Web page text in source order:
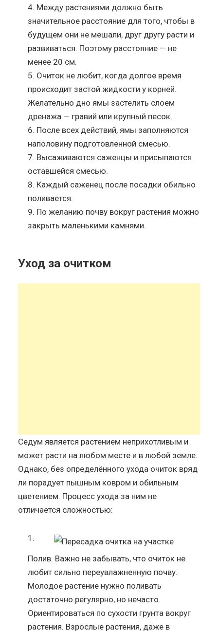
Между растениями должно быть
значительное расстояние для того, чтобы в
будущем они не мешали, друг другу расти и
развиваться. Поэтому расстояние — не
менее 20 см.
Очиток не любит, когда долгое время
происходит застой жидкости у корней.
Желательно дно ямы застелить слоем
дренажа — гравий или крупный песок.
После всех действий, ямы заполняются
наполовину подготовленной смесью.
Высаживаются саженцы и присыпаются
оставшейся смесью.
Каждый саженец после посадки обильно
поливается.
По желанию почву вокруг растения можно
закрыть маленькими камнями.
Уход за очитком
Седум является растением неприхотливым и
может расти на любом месте и в любой земле.
Однако, без определённого ухода очиток вряд
ли порадует пышным ковром и обильным
цветением. Процесс ухода за ним не
отличается сложностью:
Полив. Важно не забывать, что очиток не
любит сильно переувлажненную почву.
Молодое растение нужно поливать
достаточно регулярно, но нечасто.
Ориентироваться по сухости грунта вокруг
растения. Взрослые растения, даже в